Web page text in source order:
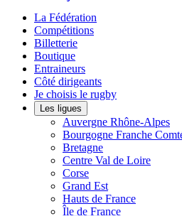
La Fédération
Compétitions
Billetterie
Boutique
Entraineurs
Côté dirigeants
Je choisis le rugby
Les ligues
Auvergne Rhône-Alpes
Bourgogne Franche
Bretagne
Centre Val de Loire
Corse
Grand Est
Hauts de France
Île de France